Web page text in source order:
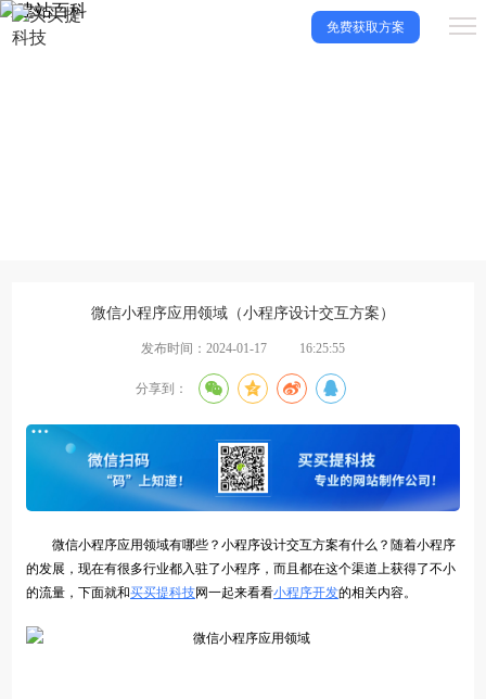
免费获取方案
微信小程序应用领域（小程序设计交互方案）
发布时间：2024-01-17 16:25:55
分享到：
微信小程序应用领域有哪些？小程序设计交互方案有什么？随着小程序
的发展，现在有很多行业都入驻了小程序，而且都在这个渠道上获得了不小
的流量，下面就和买买提科技网一起来看看小程序开发的相关内容。